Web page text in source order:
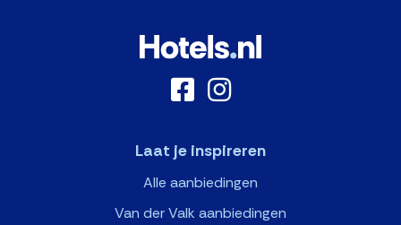
Laat je inspireren
Alle aanbiedingen
Van der Valk aanbiedingen